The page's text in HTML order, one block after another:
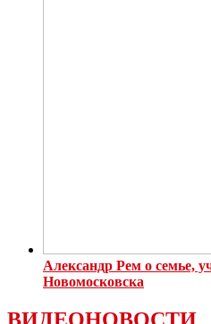
Александр Рем о семье,
Новомосковска
ВИДЕОНОВОСТИ